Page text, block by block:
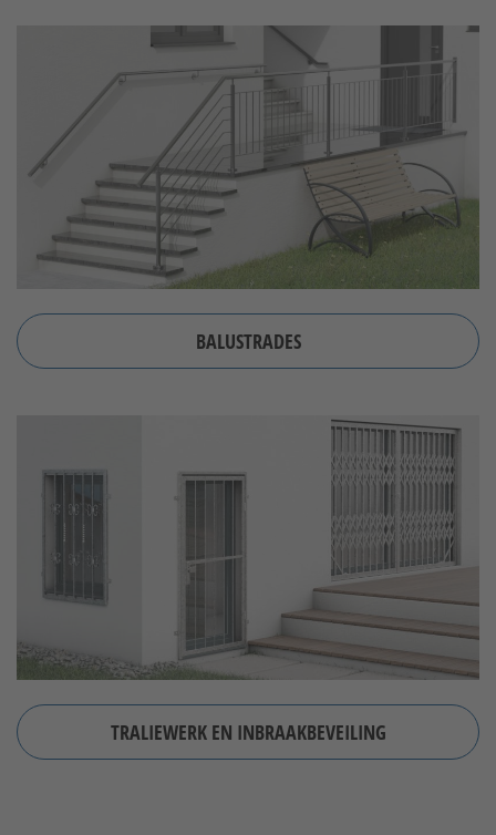
BALUSTRADES
TRALIEWERK EN INBRAAKBEVEILING